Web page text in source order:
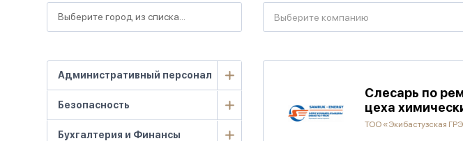
Выберите компанию
Административный персонал
Безопасность
Бухгалтерия и Финансы
Слесарь по
цеха
ТОО «Экибастузская